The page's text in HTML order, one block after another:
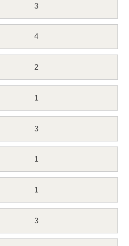
3
4
2
1
3
1
1
3